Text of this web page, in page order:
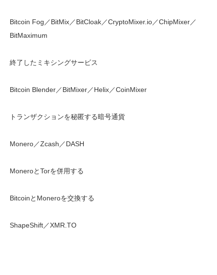
Bitcoin Fog／BitMix／BitCloak／CryptoMixer.io／ChipMixer／
BitMaximum
終了したミキシングサービス
Bitcoin Blender／BitMixer／Helix／CoinMixer
トランザクションを秘匿する暗号通貨
Monero／Zcash／DASH
MoneroとTorを併用する
BitcoinとMoneroを交換する
ShapeShift／XMR.TO